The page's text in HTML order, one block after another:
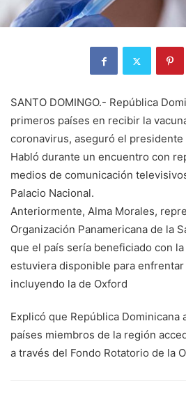
SANTO DOMINGO.- República
primeros países en recibir la
coronavirus, aseguró el presidente
Habló durante un encuentro con
medios de comunicación
Palacio Nacional.
Anteriormente, Alma Morales,
Organización Panamericana de la
que el país sería beneficiado con
estuviera disponible para
incluyendo la de Oxford
Explicó que República Dominicana
países miembros de la región
a través del Fondo Rotatorio de la